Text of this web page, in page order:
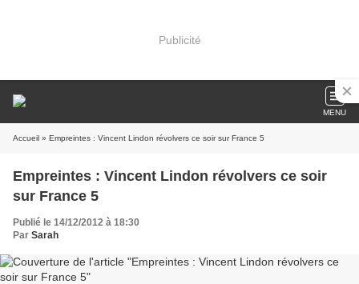
Publicité
MENU
Accueil » Empreintes : Vincent Lindon révolvers ce soir sur France 5
Empreintes : Vincent Lindon révolvers ce soir
sur France 5
Publié le 14/12/2012 à 18:30
Par Sarah